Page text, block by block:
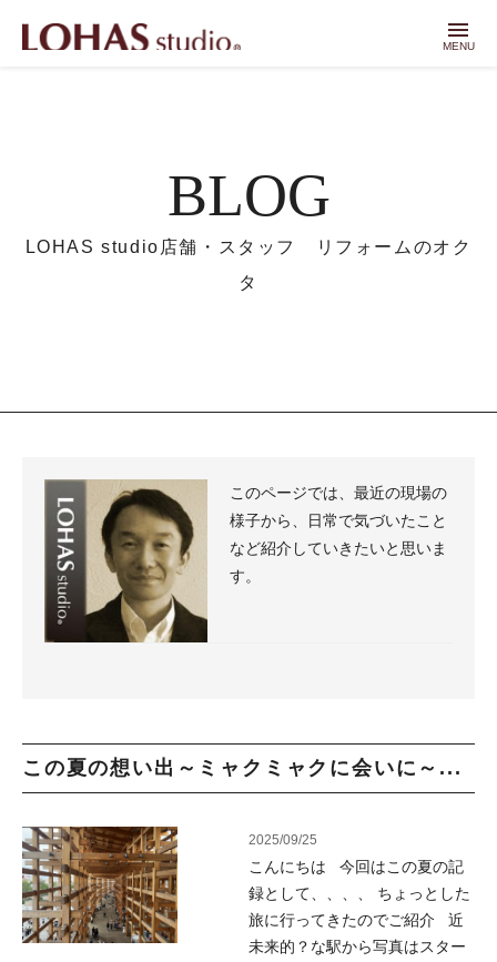
menu
MENU
BLOG
LOHAS studio店舗・スタッフ リフォームのオク
タ
このページでは、最近の現場の
様子から、日常で気づいたこと
など紹介していきたいと思いま
す。
この夏の想い出～ミャクミャクに会いに～...
2025/09/25
こんにちは 今回はこの夏の記
録として、、、、 ちょっとした
旅に行ってきたのでご紹介 近
未来的？な駅から写真はスター